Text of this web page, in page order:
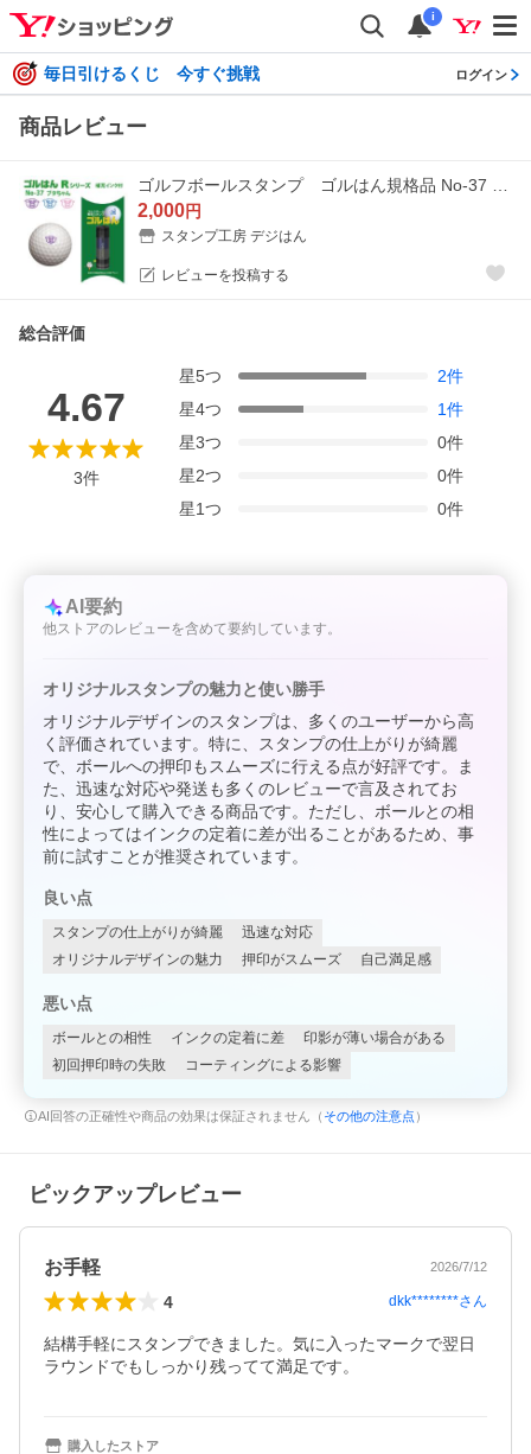
i
毎日引けるくじ 今すぐ挑戦 ログイン
商品レビュー
2,000円
スタンプ工房 デジはん
レビューを投稿する
総合評価
4.67
3件
星5つ 2件
星4つ 1件
星3つ 0件
星2つ 0件
星1つ 0件
AI要約
他ストアのレビューを含めて要約しています。
オリジナルスタンプの魅力と使い勝手
オリジナルデザインのスタンプは、多くのユーザーから高
く評価されています。特に、スタンプの仕上がりが綺麗
で、ボールへの押印もスムーズに行える点が好評です。ま
た、迅速な対応や発送も多くのレビューで言及されてお
り、安心して購入できる商品です。ただし、ボールとの相
性によってはインクの定着に差が出ることがあるため、事
前に試すことが推奨されています。
良い点
スタンプの仕上がりが綺麗
迅速な対応
オリジナルデザインの魅力
押印がスムーズ 自己満足感
悪い点
ボールとの相性 インクの定着に差
印影が薄い場合がある
初回押印時の失敗
コーティングによる影響
AI回答の正確性や商品の効果は保証されません（ その他の注意点 ）
ピックアップレビュー
お手軽 2026/7/12
4 dkk********さん
結構手軽にスタンプできました。気に入ったマークで翌日
ラウンドでもしっかり残ってて満足です。
購入したストア